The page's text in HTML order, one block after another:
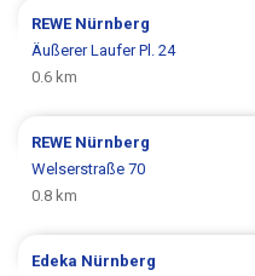
REWE Nürnberg
Äußerer Laufer Pl. 24
0.6 km
REWE Nürnberg
Welserstraße 70
0.8 km
Edeka Nürnberg